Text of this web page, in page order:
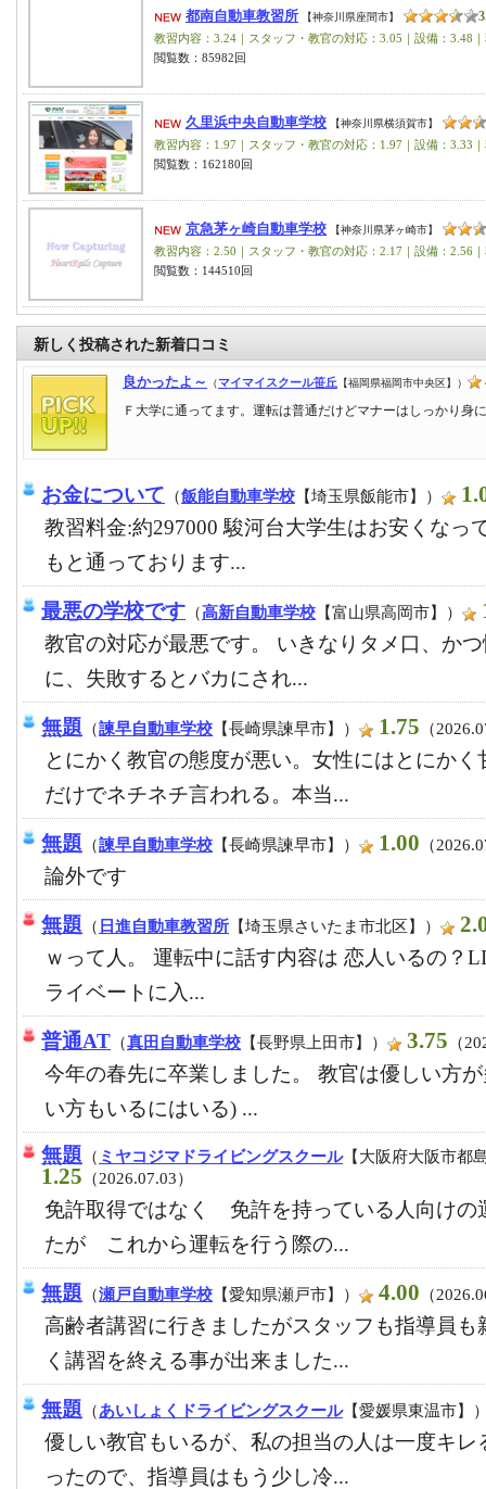
都南自動車教習所 【神奈川県座間市】
教習内容：3.24｜スタッフ・教官の対応：3.05｜設備：3.48
閲覧数：85982回
久里浜中央自動車学校 【神奈川県横須賀市】
教習内容：1.97｜スタッフ・教官の対応：1.97｜設備：3.33
閲覧数：162180回
京急茅ヶ崎自動車学校 【神奈川県茅ヶ崎市】
教習内容：2.50｜スタッフ・教官の対応：2.17｜設備：2.56
閲覧数：144510回
新しく投稿された新着口コミ
良かったよ～ （マイマイスクール笹丘 【福岡県福岡市中央区】）
Ｆ大学に通ってます。運転は普通だけどマナーはしっかり身
お金について （飯能自動車学校 【埼玉県飯能市】）
教習料金:約297000 駿河台大学生はお安くなっ
もと通っております...
最悪の学校です （高新自動車学校 【富山県高岡市】）
教官の対応が最悪です。 いきなりタメ口、か
に、失敗するとバカにされ...
無題 （諫早自動車学校 【長崎県諫早市】） 1.75 （
とにかく教官の態度が悪い。女性にはとにか
だけでネチネチ言われる。本当...
無題 （諫早自動車学校 【長崎県諫早市】） 1.00 （
論外です
無題 （ 日進自動車教習所 【埼玉県さいたま市北区】）
ｗって人。 運転中に話す内容は 恋人いるの？
ライベートに入...
普通AT （真田自動車学校 【長野県上田市】） 3.75 （
今年の春先に卒業しました。 教官は優しい方
い方もいるにはいる) ...
無題 （ ミヤコジマドライビングスクール【大阪府大阪市都
1.25 （2026.07.03）
免許取得ではなく 免許を持っている人向けの
たが これから運転を行う際の...
無題 （瀬戸自動車学校 【愛知県瀬戸市】） 4.00 （
高齢者講習に行きましたがスタッフも指導員も
く講習を終える事が出来ました...
無題 （あいしょくドライビングスクール【愛媛県東温市】
優しい教官もいるが、私の担当の人は一度キレ
ったので、指導員はもう少し冷...